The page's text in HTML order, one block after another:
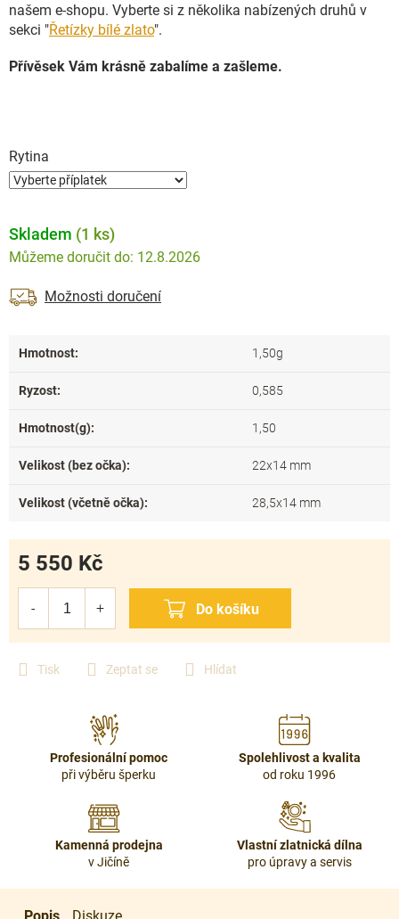
Rytina
našem e-shopu. Vyberte si z několika nabízených druhů v
sekci "Řetízky bílé zlato".
Přívěsek Vám krásně zabalíme a zašleme.
Tisk Zeptat se Hlídat
Skladem (1 ks)
12.8.2026
Možnosti doručení
5 550 Kč
Hmotnost: 1,50g
Ryzost: 0,585
Hmotnost(g): 1,50
Velikost (bez očka): 22x14 mm
Velikost (včetně očka): 28,5x14 mm
Profesionální pomoc
při výběru šperku
Spolehlivost a kvalita
od roku 1996
Kamenná prodejna
v Jičíně
Vlastní zlatnická dílna
pro úpravy a servis